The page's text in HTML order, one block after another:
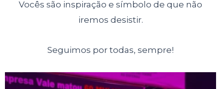
Vocês são inspiração e símbolo de que não
iremos desistir.
Seguimos por todas, sempre!